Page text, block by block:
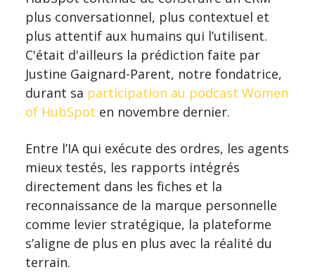
plus conversationnel, plus contextuel et
plus attentif aux humains qui l’utilisent.
C'était d'ailleurs la prédiction faite par
Justine Gaignard-Parent, notre fondatrice,
durant sa participation au podcast Women
of HubSpot en novembre dernier.
Entre l’IA qui exécute des ordres, les agents
mieux testés, les rapports intégrés
directement dans les fiches et la
reconnaissance de la marque personnelle
comme levier stratégique, la plateforme
s’aligne de plus en plus avec la réalité du
terrain.